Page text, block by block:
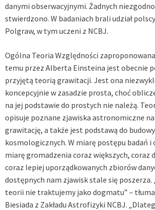
danymi obserwacyjnymi. Żadnych
stwierdzono. W badaniach brali udział
Polgraw, w tym uczeni z NCBJ.
Ogólna Teoria Względności
temu przez Alberta Einsteina jest obecnie
przyjętą teorią grawitacji. Jest ona
koncepcyjnie w zasadzie prosta, choć
na jej podstawie do prostych nie należą.
opisuje poznane zjawiska astronomiczne
grawitację, a także jest podstawą do
kosmologicznych. W miarę postępu badań i
miarę gromadzenia coraz większych, coraz
coraz lepiej uporządkowanych zbiorów
dostępnych nam zjawisk stale się poszerza.
teorii nie traktujemy jako dogmatu” –
Biesiada z Zakładu Astrofizyki NCBJ.